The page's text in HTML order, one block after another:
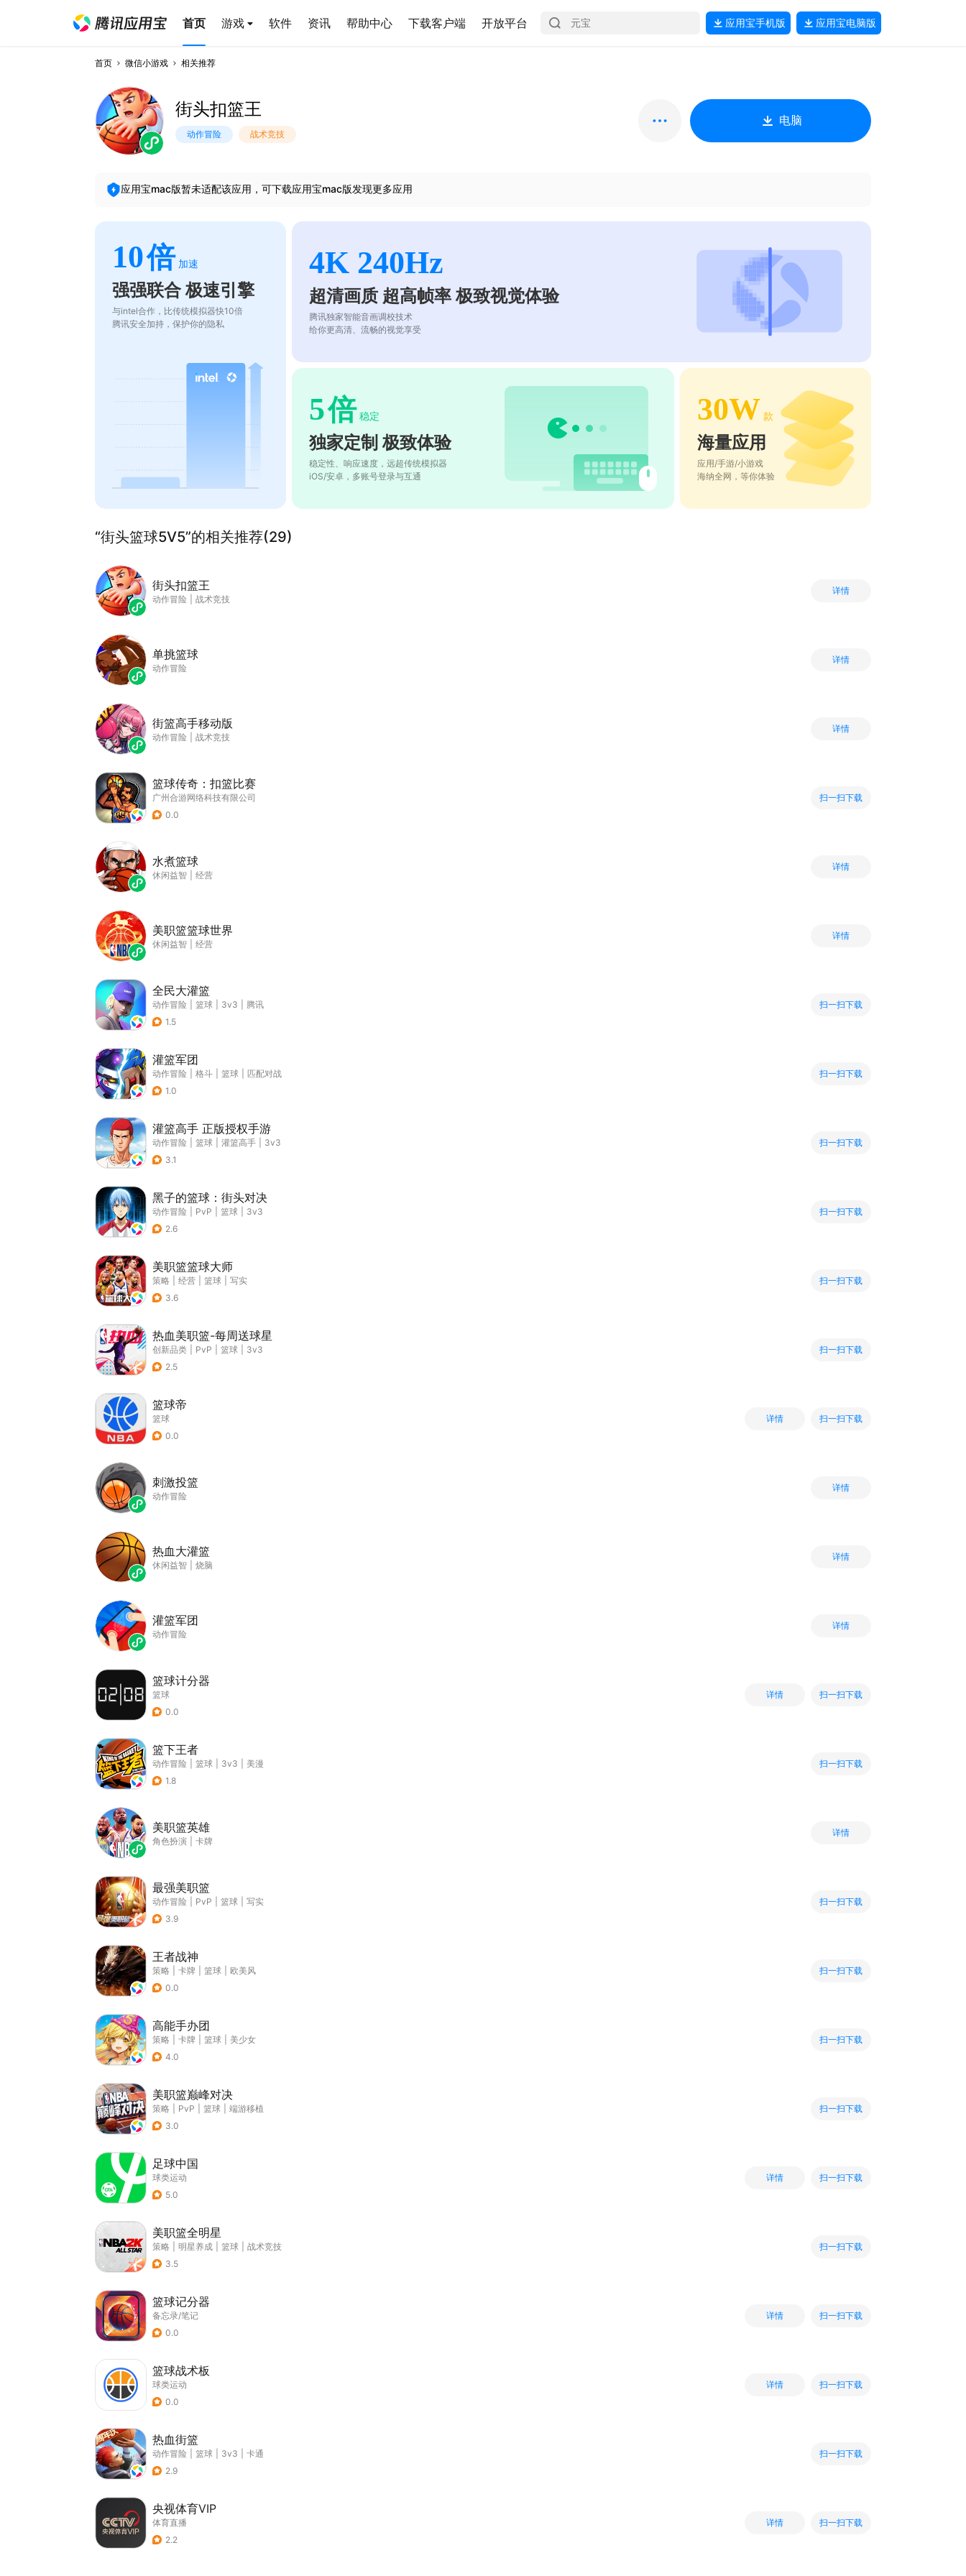
首页 游戏 软件 资讯 帮助中心 下载客户端 开放平台 应用宝手机版 应用宝电脑版
首页 微信小游戏 相关推荐
街头扣篮王
动作冒险 战术竞技
电脑
应用宝mac版暂未适配该应用，可下载应用宝mac版发现更多应用
10倍 加速
强强联合 极速引擎
与intel合作，比传统模拟器快10倍
腾讯安全加持，保护你的隐私
4K 240Hz
超清画质 超高帧率 极致视觉体验
腾讯独家智能音画调校技术
给你更高清、流畅的视觉享受
5倍 稳定
独家定制 极致体验
稳定性、响应速度，远超传统模拟器
iOS/安卓，多账号登录与互通
30W 款
海量应用
应用/手游/小游戏
海纳全网，等你体验
“街头篮球5V5”的相关推荐(29)
街头扣篮王
动作冒险 战术竞技
详情
单挑篮球
动作冒险
详情
街篮高手移动版
动作冒险 战术竞技
详情
篮球传奇：扣篮比赛
广州合游网络科技有限公司
0.0
扫一扫下载
水煮篮球
休闲益智 经营
详情
美职篮篮球世界
休闲益智 经营
详情
全民大灌篮
动作冒险 篮球 3v3
腾讯
1.5
扫一扫下载
灌篮军团
动作冒险 格斗 篮球
匹配对战
1.0
扫一扫下载
灌篮高手 正版授权手游
动作冒险 篮球 灌篮高手
3v3
3.1
扫一扫下载
黑子的篮球：街头对决
动作冒险 PvP 篮球
3v3
2.6
扫一扫下载
美职篮篮球大师
策略 经营 篮球
写实
3.6
扫一扫下载
热血美职篮-每周送球星
创新品类 PvP 篮球
3v3
2.5
扫一扫下载
篮球帝
篮球
0.0
详情 扫一扫下载
刺激投篮
动作冒险
详情
热血大灌篮
休闲益智 烧脑
详情
灌篮军团
动作冒险
详情
篮球计分器
篮球
0.0
详情 扫一扫下载
篮下王者
动作冒险 篮球 3v3
美漫
1.8
扫一扫下载
美职篮英雄
角色扮演 卡牌
详情
最强美职篮
动作冒险 PvP 篮球
写实
3.9
扫一扫下载
王者战神
策略 卡牌 篮球
欧美风
0.0
扫一扫下载
高能手办团
策略 卡牌 篮球
美少女
4.0
扫一扫下载
美职篮巅峰对决
策略 PvP 篮球
端游移植
3.0
扫一扫下载
足球中国
球类运动
5.0
详情 扫一扫下载
美职篮全明星
策略 明星养成 篮球
战术竞技
3.5
扫一扫下载
篮球记分器
备忘录/笔记
0.0
详情 扫一扫下载
篮球战术板
球类运动
0.0
详情 扫一扫下载
热血街篮
动作冒险 篮球 3v3
卡通
2.9
扫一扫下载
央视体育VIP
体育直播
2.2
详情 扫一扫下载